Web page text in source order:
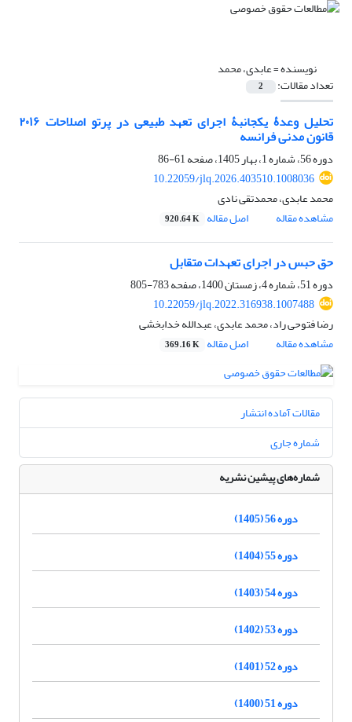
نویسنده =عابدی، محمد
تعداد مقالات: 2
تحلیل وعدۀ یکجانبۀ اجرای تعهد طبیعی در پرتو اصلاحات ۲۰۱۶
قانون مدنی فرانسه
دوره 56، شماره 1، بهار 1405، صفحه
61-86
10.22059/jlq.2026.403510.1008036
محمد عابدی، محمدتقی نادی
مشاهده مقاله
اصل مقاله 920.64 K
حق حبس در اجرای تعهدات متقابل
دوره 51، شماره 4، زمستان 1400، صفحه
783-805
10.22059/jlq.2022.316938.1007488
رضا فتوحی راد، محمد عابدی، عبدالله خدابخشی
مشاهده مقاله
اصل مقاله 369.16 K
مقالات آماده انتشار
شماره جاری
شماره‌های پیشین نشریه
دوره 56 (1405)
دوره 55 (1404)
دوره 54 (1403)
دوره 53 (1402)
دوره 52 (1401)
دوره 51 (1400)